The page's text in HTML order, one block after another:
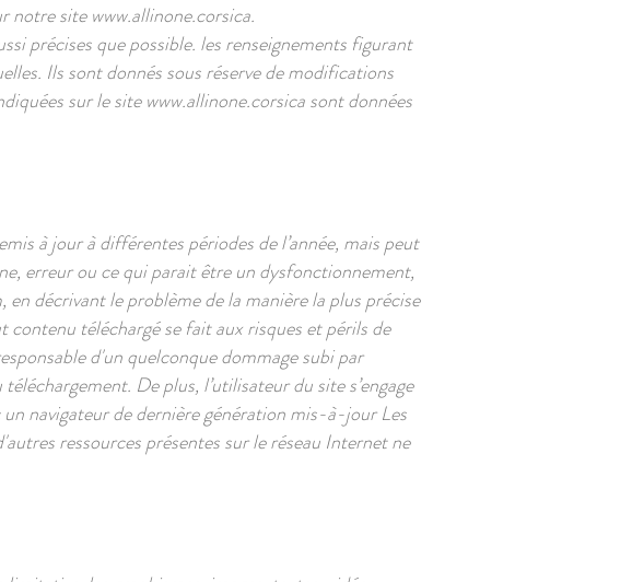
notre sitewww.allinone.corsica.
précises que possible. les renseignements figurant
Ils sont donnés sous réserve de modifications
sur le sitewww.allinone.corsicasont données
à jour à différentes périodes de l’année, mais peut
erreur ou ce qui parait être un dysfonctionnement,
, en décrivant le problème de la manière la plus précise
téléchargé se fait aux risques et périls de
d'un quelconque dommage subi par
De plus, l’utilisateur du site s’engage
navigateur de dernière génération mis-à-jour Les
ressources présentes sur le réseau Internet ne